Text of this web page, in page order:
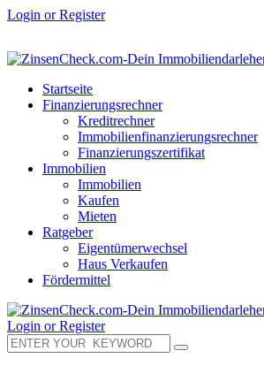
Login or Register
Startseite
Finanzierungsrechner
Kreditrechner
Immobilienfinanzierungsrechner
Finanzierungszertifikat
Immobilien
Immobilien
Kaufen
Mieten
Ratgeber
Eigentümerwechsel
Haus Verkaufen
Fördermittel
Login or Register